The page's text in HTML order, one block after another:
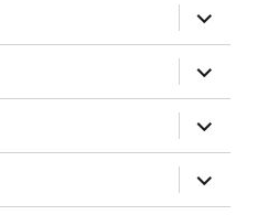
öffnen
öffnen
öffnen
öffnen